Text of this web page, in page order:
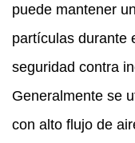
puede mantener
partículas durante
seguridad contra
Generalmente se
con alto flujo de